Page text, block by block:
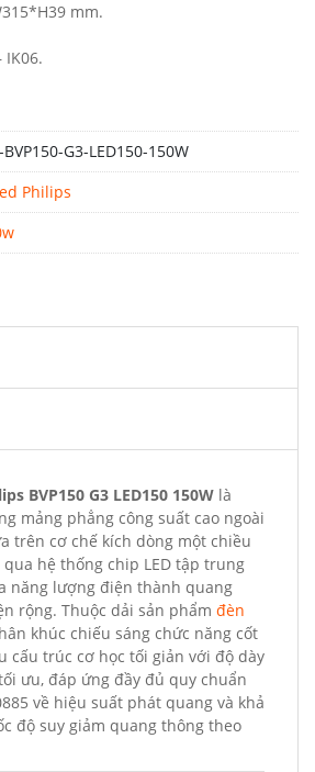
mm.
IK06.
G3-LED150-150W
Philips
BVP150 G3 LED150 150W là
mảng phẳng công suất cao ngoài
trên cơ chế kích dòng một chiều
hệ thống chip LED tập trung
năng lượng điện thành quang
rộng. Thuộc dải sản phẩm đèn
khúc chiếu sáng chức năng cốt
cấu trúc cơ học tối giản với độ dày
ưu, đáp ứng đầy đủ quy chuẩn
về hiệu suất phát quang và khả
độ suy giảm quang thông theo